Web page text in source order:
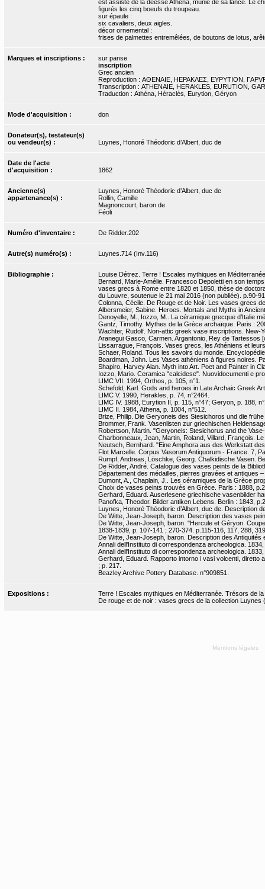
est assisté de la déesse Athéna, munie de sa lance. Le
figurés les cinq boeufs du troupeau.
sur épaule :
six cavaliers, deux aigles.
décor ornemental :
frises de palmettes entremêlées, de boutons de lotus,
Marques et inscriptions :
sur panse
inscription
Grec ancien
Reproduction : ΑΘΕΝΑΙΕ, ΗΕΡΑΚΛΕΣ, ΕΥΡΥΤΙΟΝ,
Transcription : ATHENAIE, HERAKLES, EURUTION,
Traduction : Athéna, Héraclès, Eurytion, Géryon
Mode d'acquisition : don
Donateur(s), testateur(s)
ou vendeur(s) :
Luynes, Honoré Théodoric d’Albert, duc de
Date de l'acte
d'acquisition :
1862
Ancienne(s)
appartenance(s) :
Luynes, Honoré Théodoric d’Albert, duc de
Rollin, Camille
Magnoncourt, baron de
Féoli
Numéro d'inventaire : De Ridder.202
Autre(s) numéro(s) : Luynes.714 (Inv.116)
Bibliographie :
Louise Détrez. Terre ! Escales mythiques en
Bernard, Marie-Amélie. Francesco Depoletti en son
vases grecs à Rome entre 1820 et 1850, thèse de
du Louvre, soutenue le 21 mai 2016 (non publiée). p.90-
Colonna, Cécile. De Rouge et de Noir. Les vases grecs
Albersmeier, Sabine. Heroes. Mortals and Myths in
Denoyelle, M., Iozzo, M.. La céramique grecque d’Italie
Gantz, Timothy. Mythes de la Grèce archaïque. Paris :
Wachter, Rudolf. Non-attic greek vase inscriptions. New-
Aranegui Gasco, Carmen. Argantonio, Rey de Tartessos
Lissarrague, François. Vases grecs, les Athéniens et
Schaer, Roland. Tous les savoirs du monde.
Boardman, John. Les Vases athéniens à figures noires.
Shapiro, Harvey Alan. Myth into Art. Poet and Painter in
Iozzo, Mario. Ceramica "calcidese". Nuovidocumenti e
LIMC VII. 1994, Orthos, p. 105, n°1.
Schefold, Karl. Gods and heroes in Late Archaic Greek
LIMC V. 1990, Herakles, p. 74, n°2464.
LIMC IV. 1988, Eurytion II, p. 115, n°47; Geryon, p. 188,
LIMC II. 1984, Athena, p. 1004, n°512.
Brize, Philip. Die Geryoneis des Stesichoros und die
Brommer, Frank. Vasenlisten zur griechischen
Robertson, Martin. "Geryoneis: Stesichorus and the
Charbonneaux, Jean, Martin, Roland, Villard, François.
Neutsch, Bernhard. "Eine Amphora aus des Werkstatt
Flot Marcelle. Corpus Vasorum Antiquorum - France. 7,
Rumpf, Andreas, Löschke, Georg. Chalkidische Vasen.
De Ridder, André. Catalogue des vases peints de la
Département des médailles, pierres gravées et antiques
Dumont, A., Chaplain, J.. Les céramiques de la Grèce
Choix de vases peints trouvés en Grèce. Paris : 1888,
Gerhard, Eduard. Auserlesene griechische vasenbilder
Panofka, Theodor. Bilder antiken Lebens. Berlin : 1843,
Luynes, Honoré Théodoric d’Albert, duc de. Description
De Witte, Jean-Joseph, baron. Description des vases
De Witte, Jean-Joseph, baron. "Hercule et Géryon.
1838-1839, p. 107-141 ; 270-374. p.115-116, 117, 288,
De Witte, Jean-Joseph, baron. Description des
Annali dell'Instituto di correspondenza archeologica.
Annali dell'Instituto di correspondenza archeologica.
Gerhard, Eduard. Rapporto intorno i vasi volcenti, diretto
; p. 217.
Beazley Archive Pottery Database. n°909851.
Expositions :
Terre ! Escales mythiques en Méditerranée. Trésors de
De rouge et de noir : vases grecs de la collection Luynes
Mentions légales